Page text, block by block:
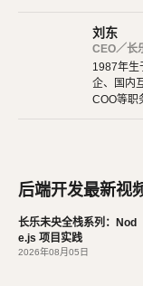
刘东
CEO／长
1987年生
企、国内
COO等职
兴趣，觉
有幸福感
乐，钢琴
生梦想之
后端开发最新视
长乐未央全栈系列：Nod
e.js 项目实践
2026年08月05日